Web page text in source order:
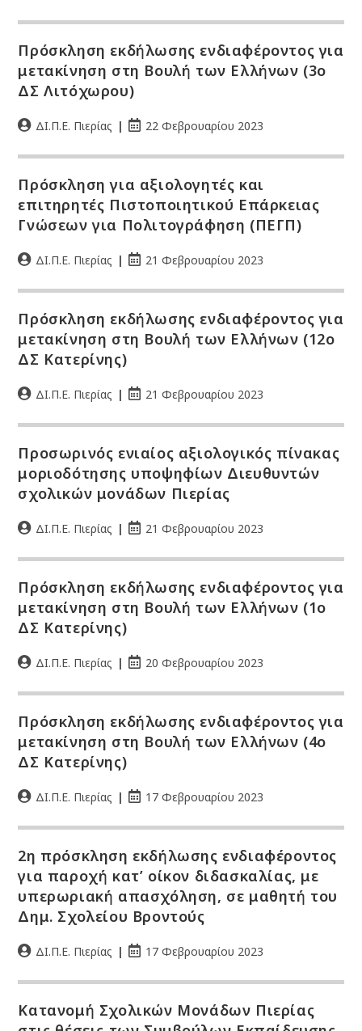
Πρόσκληση εκδήλωσης ενδιαφέροντος για
μετακίνηση στη Βουλή των Ελλήνων (3ο
ΔΣ Λιτόχωρου)
ΔΙ.Π.Ε. Πιερίας 22 Φεβρουαρίου 2023
Πρόσκληση για αξιολογητές και
επιτηρητές Πιστοποιητικού Επάρκειας
Γνώσεων για Πολιτογράφηση (ΠΕΓΠ)
ΔΙ.Π.Ε. Πιερίας 21 Φεβρουαρίου 2023
Πρόσκληση εκδήλωσης ενδιαφέροντος για
μετακίνηση στη Βουλή των Ελλήνων (12ο
ΔΣ Κατερίνης)
ΔΙ.Π.Ε. Πιερίας 21 Φεβρουαρίου 2023
Προσωρινός ενιαίος αξιολογικός πίνακας
μοριοδότησης υποψηφίων Διευθυντών
σχολικών μονάδων Πιερίας
ΔΙ.Π.Ε. Πιερίας 21 Φεβρουαρίου 2023
Πρόσκληση εκδήλωσης ενδιαφέροντος για
μετακίνηση στη Βουλή των Ελλήνων (1ο
ΔΣ Κατερίνης)
ΔΙ.Π.Ε. Πιερίας 20 Φεβρουαρίου 2023
Πρόσκληση εκδήλωσης ενδιαφέροντος για
μετακίνηση στη Βουλή των Ελλήνων (4ο
ΔΣ Κατερίνης)
ΔΙ.Π.Ε. Πιερίας 17 Φεβρουαρίου 2023
2η πρόσκληση εκδήλωσης ενδιαφέροντος
για παροχή κατ’ οίκον διδασκαλίας, με
υπερωριακή απασχόληση, σε μαθητή του
Δημ. Σχολείου Βροντούς
ΔΙ.Π.Ε. Πιερίας 17 Φεβρουαρίου 2023
Κατανομή Σχολικών Μονάδων Πιερίας